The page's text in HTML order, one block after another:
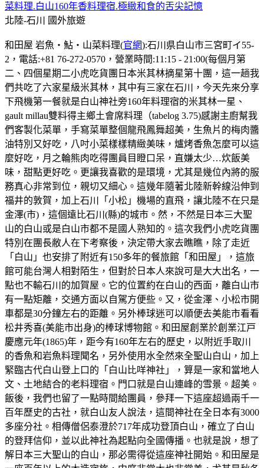
菜料理.白山160年香料理宿.極緻和食的舌尖記憶
北陸-石川
國外旅遊
和田屋 岩魚・鮎・山菜料理(官網):石川県白山市三宮町イ55-
2，電話:+81 76-272-0570，營業時間:11:15 - 21:00(每個月第
二、四個星期二小虎吃貨團日本米其林摘星第十團，這一趟我
們共吃了六家星級米其林，其中有三家在石川，今天先來分享
下飛機第一餐就是白山神社旁160年料理宿的米其林一星、
gault millau雙料得主鄉土會席料理（tabelog 3.75)感謝主廚幫我
們客製化菜單，手寫菜單整個龍飛鳳舞超美，生魚片的梅肉醬
油特別又好吃，八吋小菜樣樣精緻美味，爐烤香魚怎麼可以這
麼好吃，月之輪熊肉吃得團員目瞪口呆，直嫌太少…炊飯美
味，甜點更好吃。更讓我喜歡的是環境，尤其是幾位內將的服
務真心非常到位，親切又細心。這幾年隨著北陸新幹線沿伸到
福井的敦賀，加上石川「小松」機場的直飛，讓北陸不在只是
金澤(市)，這個遠比石川(縣)的城市。然，不然是日本三大聖
山的白山或是白山市都不是國人熟知的。這次我們小虎吃貨團
特別在團長敝人在下考察後，決定帶大家去瞧瞧，除了走近
「白山」也安排了附近有150多年的餐旅館「和田屋」，這旅
館可能台灣人相對陌生，但對於日本人來說可是大大出名，一
點也不輸石川的加賀屋。它的位置約在白山的西面，離白山市
有一點矩離，交通方面以自駕方便些。又，從金澤、小松市開
車都是30分鐘左右的距離。另外棒球迷可以順便去美能市看看
松井秀喜(美能市出身)的棒球博物館。和田屋創業於創業江戸
慶應元年(1865)年，距今有160年左右的歷史，以附近手取川
的香魚和岩魚料理聞名，另外使用水全然來全聖山白山，加上
緊臨古代白山登上口的「白山比咩神社」，算是一家和當地人
文、土地結合的老料理宿。門口就是白山連峰的雪景。超美。
飯後，我們也留了一點時間給團員，參拜一下這座超過兩千一
百年歷史的古社，就白山友人說法，這間神社在全日本有3000
多座分社。相傳僧侶泰澄於717年成功登頂白山，確立了白山
的登拜信仰，並以此神社為起點向全國傳播。也就是說，想了
解日本三大聖山的白山，那必需得從這座神社開始。和田屋是